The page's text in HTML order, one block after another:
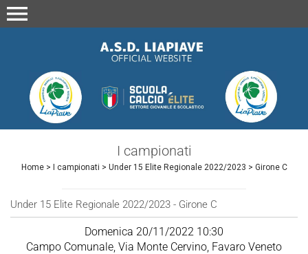
menu
I campionati
Home> I campionati > Under 15 Elite Regionale 2022/2023 > Girone C
Under 15 Elite Regionale 2022/2023 - Girone C
Domenica 20/11/2022 10:30
Campo Comunale, Via Monte Cervino, Favaro Veneto